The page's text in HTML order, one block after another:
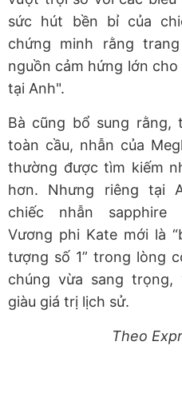
sức hút bền bỉ của
chứng minh rằng
nguồn cảm hứng lớn
tại Anh".
Bà cũng bổ sung rằng,
toàn cầu, nhẫn của
thường được tìm kiếm
hơn. Nhưng riêng tại
chiếc nhẫn sapphire
Vương phi Kate mới là
tượng số 1” trong lòng
chúng vừa sang trọng,
giàu giá trị lịch sử.
Theo